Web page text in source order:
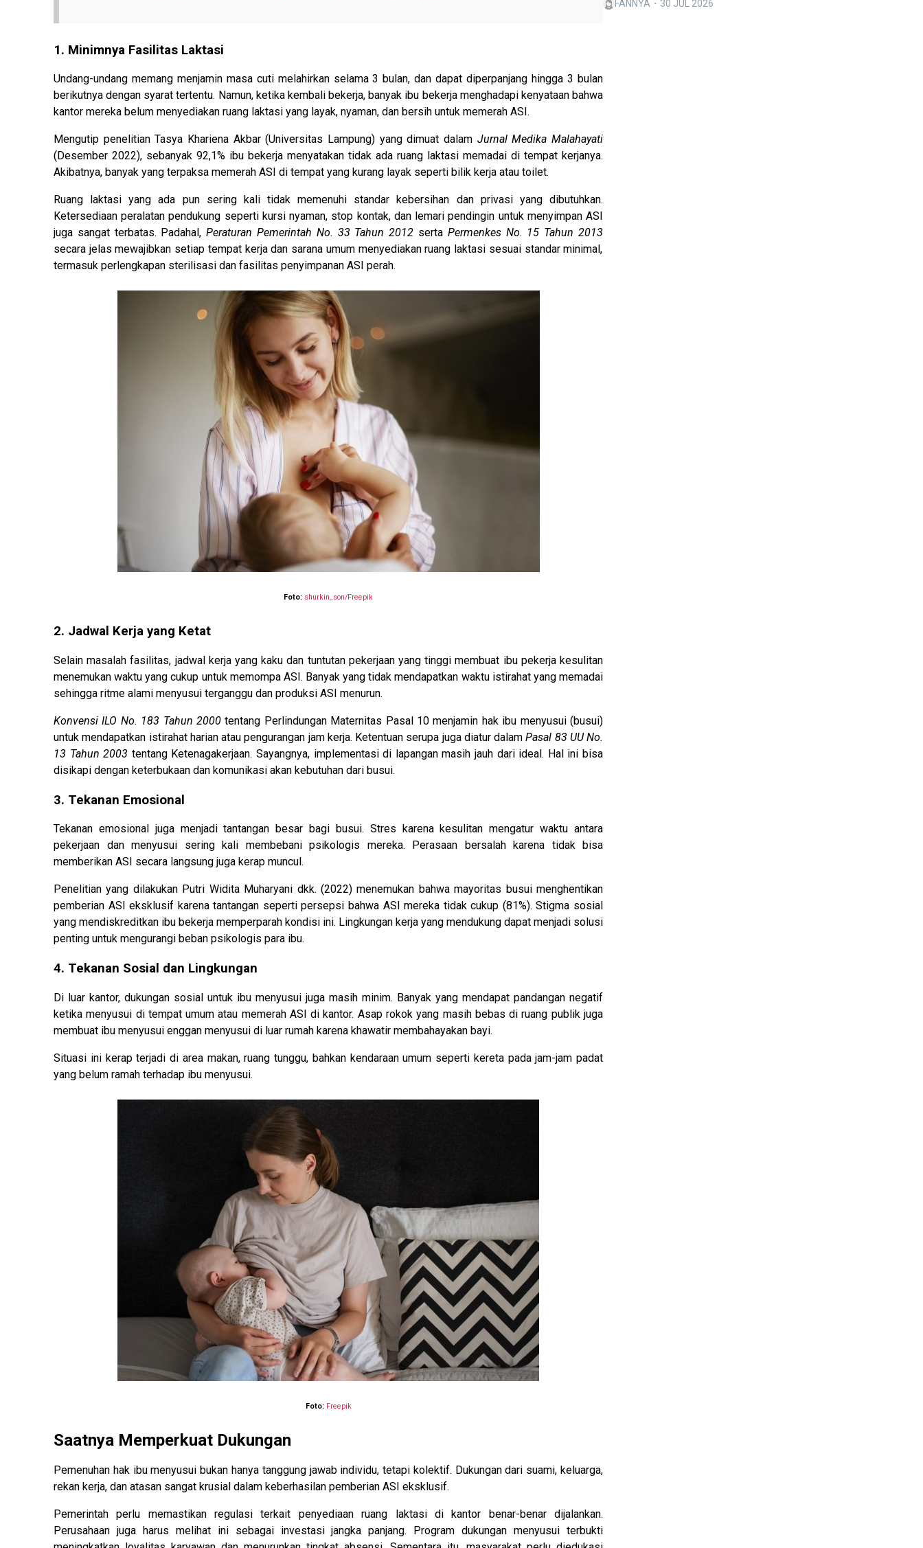
1. Minimnya Fasilitas Laktasi
Undang-undang memang menjamin masa cuti melahirkan selama 3 bulan, dan dapat diperpanjang hingga 3 bulan
berikutnya dengan syarat tertentu. Namun, ketika kembali bekerja, banyak ibu bekerja menghadapi kenyataan bahwa
kantor mereka belum menyediakan ruang laktasi yang layak, nyaman, dan bersih untuk memerah ASI.
Mengutip penelitian Tasya Khariena Akbar (Universitas Lampung) yang dimuat dalam Jurnal Medika Malahayati
(Desember 2022), sebanyak 92,1% ibu bekerja menyatakan tidak ada ruang laktasi memadai di tempat kerjanya.
Akibatnya, banyak yang terpaksa memerah ASI di tempat yang kurang layak seperti bilik kerja atau toilet.
Ruang laktasi yang ada pun sering kali tidak memenuhi standar kebersihan dan privasi yang dibutuhkan.
Ketersediaan peralatan pendukung seperti kursi nyaman, stop kontak, dan lemari pendingin untuk menyimpan ASI
juga sangat terbatas. Padahal,Peraturan Pemerintah No. 33 Tahun 2012 serta Permenkes No. 15 Tahun 2013
secara jelas mewajibkan setiap tempat kerja dan sarana umum menyediakan ruang laktasi sesuai standar minimal,
termasuk perlengkapan sterilisasi dan fasilitas penyimpanan ASI perah.
Foto: shurkin_son/Freepik
2. Jadwal Kerja yang Ketat
Selain masalah fasilitas, jadwal kerja yang kaku dan tuntutan pekerjaan yang tinggi membuat ibu pekerja kesulitan
menemukan waktu yang cukup untuk memompa ASI. Banyak yang tidak mendapatkan waktu istirahat yang memadai
sehingga ritme alami menyusui terganggu dan produksi ASI menurun.
Konvensi ILO No. 183 Tahun 2000 tentang Perlindungan Maternitas Pasal 10 menjamin hak ibu menyusui (busui)
untuk mendapatkan istirahat harian atau pengurangan jam kerja. Ketentuan serupa juga diatur dalamPasal 83 UU No.
13 Tahun 2003 tentang Ketenagakerjaan. Sayangnya, implementasi di lapangan masih jauh dari ideal. Hal ini bisa
disikapi dengan keterbukaan dan komunikasi akan kebutuhan dari busui.
3. Tekanan Emosional
Tekanan emosional juga menjadi tantangan besar bagi busui. Stres karena kesulitan mengatur waktu antara
pekerjaan dan menyusui sering kali membebani psikologis mereka. Perasaan bersalah karena tidak bisa
memberikan ASI secara langsung juga kerap muncul.
Penelitian yang dilakukan Putri Widita Muharyani dkk. (2022) menemukan bahwa mayoritas busui menghentikan
pemberian ASI eksklusif karena tantangan seperti persepsi bahwa ASI mereka tidak cukup (81%). Stigma sosial
yang mendiskreditkan ibu bekerja memperparah kondisi ini. Lingkungan kerja yang mendukung dapat menjadi solusi
penting untuk mengurangi beban psikologis para ibu.
4. Tekanan Sosial dan Lingkungan
Di luar kantor, dukungan sosial untuk ibu menyusui juga masih minim. Banyak yang mendapat pandangan negatif
ketika menyusui di tempat umum atau memerah ASI di kantor. Asap rokok yang masih bebas di ruang publik juga
membuat ibu menyusui enggan menyusui di luar rumah karena khawatir membahayakan bayi.
Situasi ini kerap terjadi di area makan, ruang tunggu, bahkan kendaraan umum seperti kereta pada jam-jam padat
yang belum ramah terhadap ibu menyusui.
Foto: Freepik
Saatnya Memperkuat Dukungan
Pemenuhan hak ibu menyusui bukan hanya tanggung jawab individu, tetapi kolektif. Dukungan dari suami, keluarga,
rekan kerja, dan atasan sangat krusial dalam keberhasilan pemberian ASI eksklusif.
Pemerintah perlu memastikan regulasi terkait penyediaan ruang laktasi di kantor benar-benar dijalankan.
Perusahaan juga harus melihat ini sebagai investasi jangka panjang. Program dukungan menyusui terbukti
FANNYA ・30 JUL 2026